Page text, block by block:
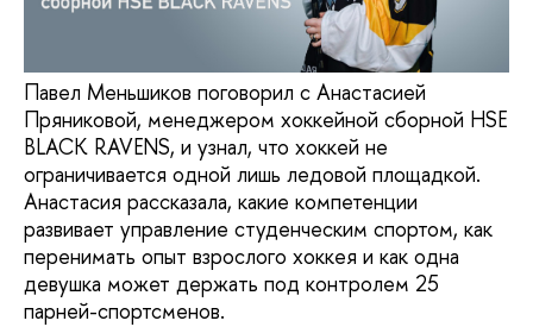
Павел Меньшиков поговорил с Анастасией
Пряниковой, менеджером хоккейной сборной HSE
BLACK RAVENS, и узнал, что хоккей не
ограничивается одной лишь ледовой площадкой.
Анастасия рассказала, какие компетенции
развивает управление студенческим спортом, как
перенимать опыт взрослого хоккея и как одна
девушка может держать под контролем 25
парней-спортсменов.